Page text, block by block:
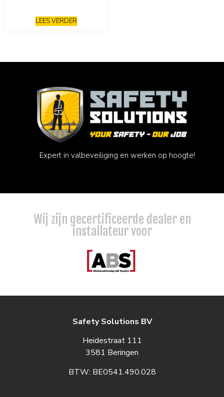
LEES VERDER
Expert in valbeveiliging en werken op hoogte!
Wij zijn gecertificeerde dealer en
installateur voor
Safety Solutions BV
Heidestraat 111
3581 Beringen
BTW: BE0541.490.028